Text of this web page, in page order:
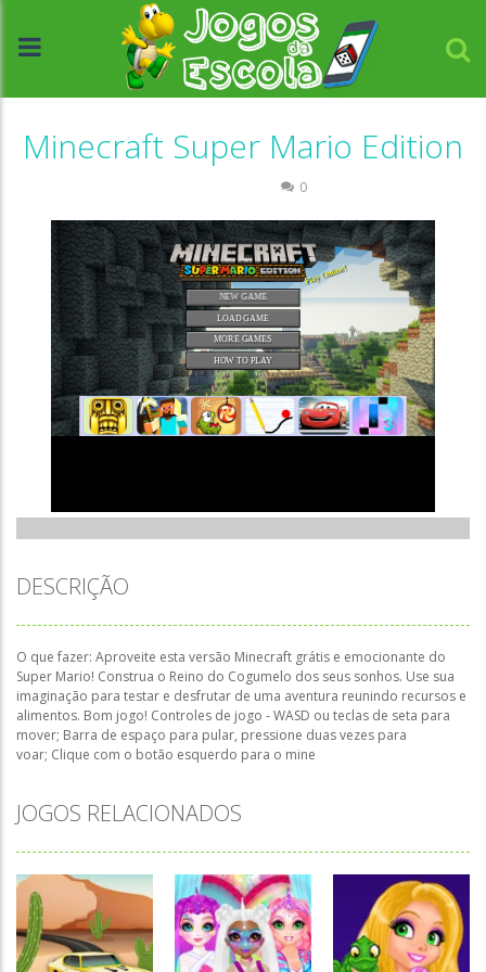
Minecraft Super Mario Edition
0
DESCRIÇÃO
O que fazer: Aproveite esta versão Minecraft grátis e emocionante do
Super Mario! Construa o Reino do Cogumelo dos seus sonhos. Use sua
imaginação para testar e desfrutar de uma aventura reunindo recursos e
alimentos. Bom jogo! Controles de jogo - WASD ou teclas de seta para
mover; Barra de espaço para pular, pressione duas vezes para
voar; Clique com o botão esquerdo para o mine
JOGOS RELACIONADOS